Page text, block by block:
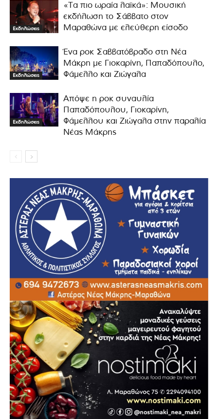
Εκδηλώσεις
«Τα πιο ωραία λαϊκά»: Μουσική
εκδήλωση το Σάββατο στον
Μαραθώνα με ελεύθερη είσοδο
Εκδηλώσεις
Ένα ροκ Σαββατόβραδο στη Νέα
Μάκρη με Γιοκαρίνη, Παπαδόπουλο,
Φάμελλο και Ζιώγαλα
Εκδηλώσεις
Απόψε η ροκ συναυλία
Παπαδόπουλου, Γιοκαρίνη,
Φάμελλου και Ζιώγαλα στην παραλία
Νέας Μάκρης